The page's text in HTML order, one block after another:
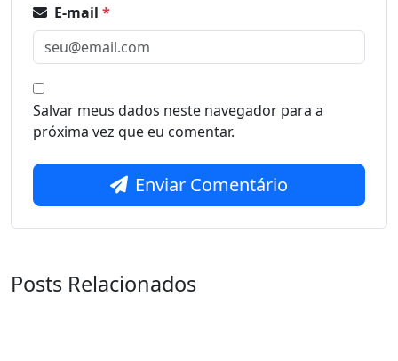
E-mail *
Salvar meus dados neste navegador para a
próxima vez que eu comentar.
Enviar Comentário
Posts Relacionados